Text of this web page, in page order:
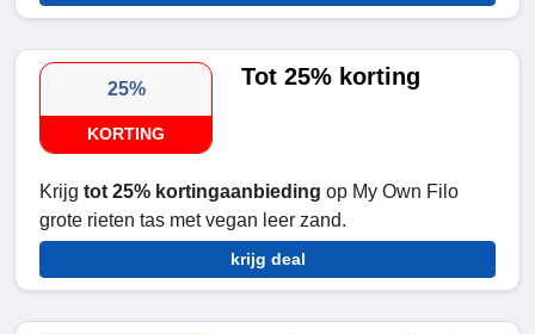
25%
KORTING
Tot 25% korting
Krijg tot 25% kortingaanbieding op My Own Filo
grote rieten tas met vegan leer zand.
krijg deal